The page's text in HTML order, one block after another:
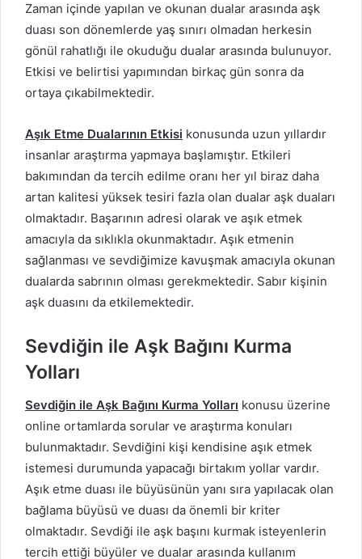
Zaman içinde yapılan ve okunan dualar arasında aşk
duası son dönemlerde yaş sınırı olmadan herkesin
gönül rahatlığı ile okuduğu dualar arasında bulunuyor.
Etkisi ve belirtisi yapımından birkaç gün sonra da
ortaya çıkabilmektedir.
Aşık Etme Dualarının Etkisi konusunda uzun yıllardır
insanlar araştırma yapmaya başlamıştır. Etkileri
bakımından da tercih edilme oranı her yıl biraz daha
artan kalitesi yüksek tesiri fazla olan dualar aşk duaları
olmaktadır. Başarının adresi olarak ve aşık etmek
amacıyla da sıklıkla okunmaktadır. Aşık etmenin
sağlanması ve sevdiğimize kavuşmak amacıyla okunan
dualarda sabrının olması gerekmektedir. Sabır kişinin
aşk duasını da etkilemektedir.
Sevdiğin ile Aşk Bağını Kurma
Yolları
Sevdiğin ile Aşk Bağını Kurma Yolları konusu üzerine
online ortamlarda sorular ve araştırma konuları
bulunmaktadır. Sevdiğini kişi kendisine aşık etmek
istemesi durumunda yapacağı birtakım yollar vardır.
Aşık etme duası ile büyüsünün yanı sıra yapılacak olan
bağlama büyüsü ve duası da önemli bir kriter
olmaktadır. Sevdiği ile aşk başını kurmak isteyenlerin
tercih ettiği büyüler ve dualar arasında kullanım